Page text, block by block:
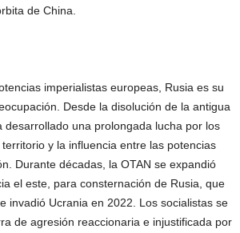
de China.
imperialistas europeas, Rusia es su
Desde la disolución de la antigua
desarrollado una prolongada lucha por los
y la influencia entre las potencias
Durante décadas, la OTAN se expandió
el este, para consternación de Rusia, que
invadió Ucrania en 2022. Los socialistas se
de agresión reaccionaria e injustificada por